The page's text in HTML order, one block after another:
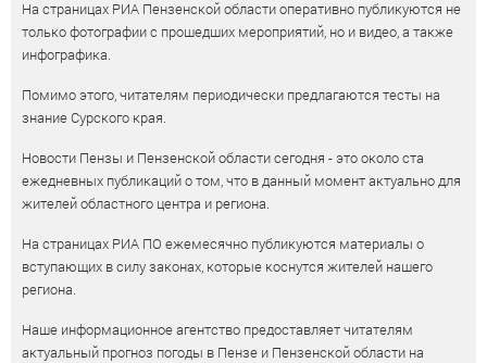
На страницах РИА Пензенской области оперативно публикуются не
только фотографии с прошедших мероприятий, но и видео, а также
инфографика.
Помимо этого, читателям периодически предлагаются тесты на
знание Сурского края.
Новости Пензы и Пензенской области сегодня - это около ста
ежедневных публикаций о том, что в данный момент актуально для
жителей областного центра и региона.
На страницах РИА ПО ежемесячно публикуются материалы о
вступающих в силу законах, которые коснутся жителей нашего
региона.
Наше информационное агентство предоставляет читателям
актуальный прогноз погоды в Пензе и Пензенской области на